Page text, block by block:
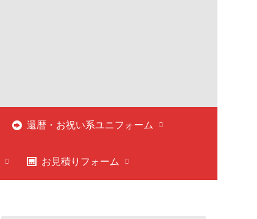
還暦・お祝い系ユニフォーム
お見積りフォーム